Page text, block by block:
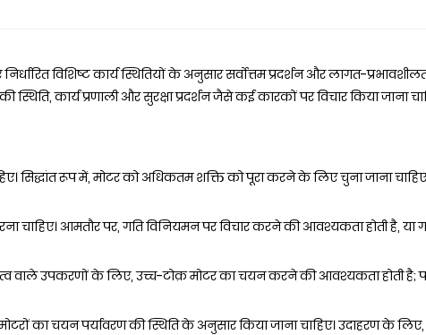
विशिष्ट कार्य स्थितियों के अनुसार सर्वोत्तम प्रदर्शन और लागत-
कार्य प्रणाली और सुरक्षा प्रदर्शन जैसे कई कारकों पर विचार किया जाना
रूप में, मोटर को अधिकतम शक्ति को पूरा करने के लिए चुना जाना
आमतौर पर, गति विनियमन पर विचार करने की आवश्यकता होती है, या
वाले उपकरणों के लिए, उच्च-टोक़ मोटर का चयन करने की आवश्यकता होती
का चयन पर्यावरण की स्थिति के अनुसार किया जाना चाहिए। उदाहरण के